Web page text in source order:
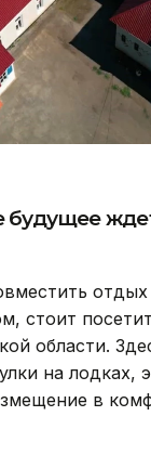
будущее
стоит
области.
на лодках,
в